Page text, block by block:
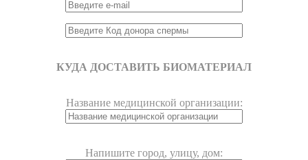
КУДА ДОСТАВИТЬ БИОМАТЕРИАЛ
Название медицинской организации:
Напишите город, улицу, дом: